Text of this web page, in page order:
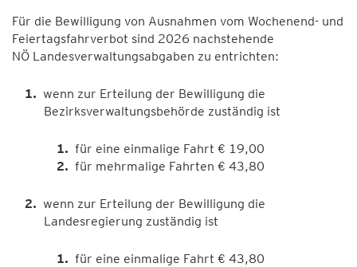
Für die Bewilligung von Ausnahmen vom Wochenend- und
Feiertagsfahrverbot sind 2026 nachstehende
NÖ Landesverwaltungsabgaben zu entrichten:
wenn zur Erteilung der Bewilligung die
Bezirksverwaltungsbehörde zuständig ist
für eine einmalige Fahrt € 19,00
für mehrmalige Fahrten € 43,80
wenn zur Erteilung der Bewilligung die
Landesregierung zuständig ist
für eine einmalige Fahrt € 43,80